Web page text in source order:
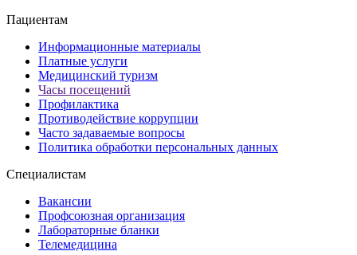
Пациентам
Информационные материалы
Платные услуги
Медицинский туризм
Часы посещений
Профилактика
Противодействие коррупции
Часто задаваемые вопросы
Политика обработки персональных данных
Специалистам
Вакансии
Профсоюзная организация
Лабораторные бланки
Телемедицина